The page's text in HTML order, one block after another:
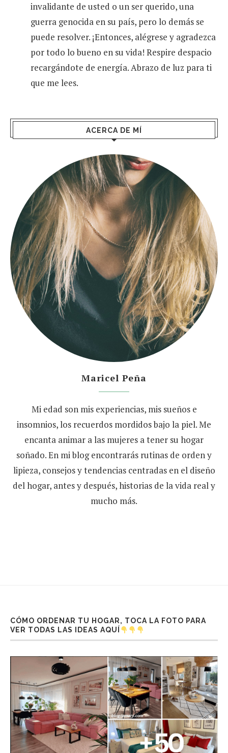
invalidante de usted o un ser querido, una
guerra genocida en su país, pero lo demás se
puede resolver. ¡Entonces, alégrese y agradezca
por todo lo bueno en su vida! Respire despacio
recargándote de energía. Abrazo de luz para ti
que me lees.
ACERCA DE MÍ
Maricel Peña
Mi edad son mis experiencias, mis sueños e
insomnios, los recuerdos mordidos bajo la piel. Me
encanta animar a las mujeres a tener su hogar
soñado. En mi blog encontrarás rutinas de orden y
lipieza, consejos y tendencias centradas en el diseño
del hogar, antes y después, historias de la vida real y
mucho más.
CÓMO ORDENAR TU HOGAR, TOCA LA FOTO PARA
VER TODAS LAS IDEAS AQUÍ